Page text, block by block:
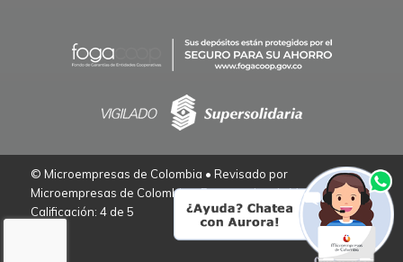
© Microempresas de Colombia • Revisado por
Microempresas de Colombia – Empresarios de Verdad.
Calificación: 4 de 5